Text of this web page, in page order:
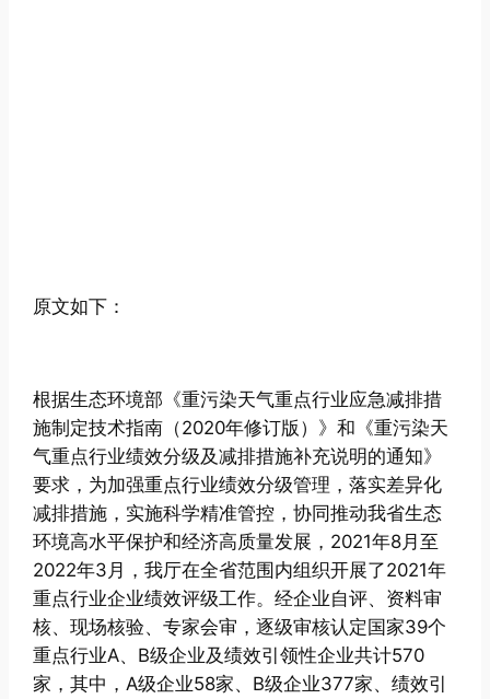
原文如下：
根据生态环境部《重污染天气重点行业应急减排措
施制定技术指南（2020年修订版）》和《重污染天
气重点行业绩效分级及减排措施补充说明的通知》
要求，为加强重点行业绩效分级管理，落实差异化
减排措施，实施科学精准管控，协同推动我省生态
环境高水平保护和经济高质量发展，2021年8月至
2022年3月，我厅在全省范围内组织开展了2021年
重点行业企业绩效评级工作。经企业自评、资料审
核、现场核验、专家会审，逐级审核认定国家39个
重点行业A、B级企业及绩效引领性企业共计570
家，其中，A级企业58家、B级企业377家、绩效引